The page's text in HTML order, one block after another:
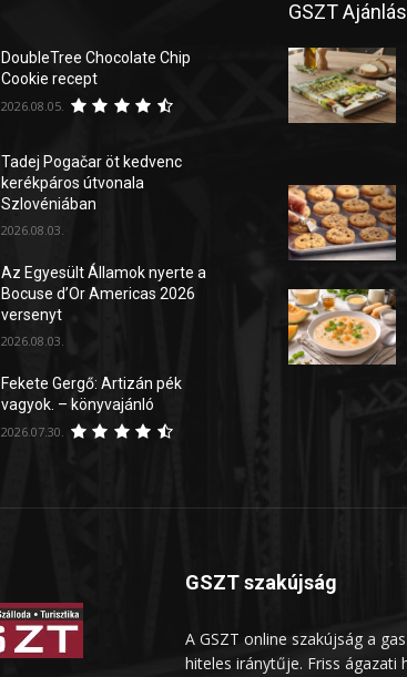
DoubleTree Chocolate Chip
Cookie recept
2026.08.05.
Tadej Pogačar öt kedvenc
kerékpáros útvonala
Szlovéniában
2026.08.03.
Az Egyesült Államok nyerte a
Bocuse d’Or Americas 2026
versenyt
2026.08.03.
Fekete Gergő: Artizán pék
vagyok. – könyvajánló
2026.07.30.
GSZT Ajánlás
GSZT szakújság
A GSZT online szakújság a
hiteles iránytűje. Friss ágazati